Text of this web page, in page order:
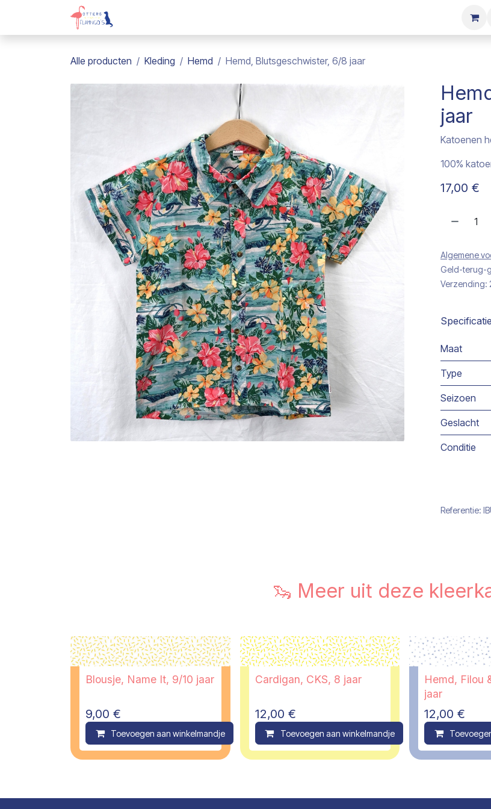
Overslaan naar inhoud
Alle producten Kleding Hemd Hemd, Blutsgeschwister, 6/8 jaar
jaar
Katoenen
100%
17,00 €
Algemene
Geld-terug-
Verzending:
Maat
Type
Seizoen
Geslacht
Conditie
Referentie:
🦦 Meer uit deze
Blousje, Name It, 9/10 jaar
9,00 €
Toevoegen aan winkelmandje Compare
Cardigan, CKS, 8 jaar
12,00 €
Toevoegen aan winkelmandje Compare
Hemd, Filou
jaar
12,00 €